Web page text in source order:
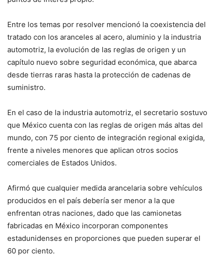
Entre los temas por resolver mencionó la coexistencia del
tratado con los aranceles al acero, aluminio y la industria
automotriz, la evolución de las reglas de origen y un
capítulo nuevo sobre seguridad económica, que abarca
desde tierras raras hasta la protección de cadenas de
suministro.
En el caso de la industria automotriz, el secretario sostuvo
que México cuenta con las reglas de origen más altas del
mundo, con 75 por ciento de integración regional exigida,
frente a niveles menores que aplican otros socios
comerciales de Estados Unidos.
Afirmó que cualquier medida arancelaria sobre vehículos
producidos en el país debería ser menor a la que
enfrentan otras naciones, dado que las camionetas
fabricadas en México incorporan componentes
estadunidenses en proporciones que pueden superar el
60 por ciento.